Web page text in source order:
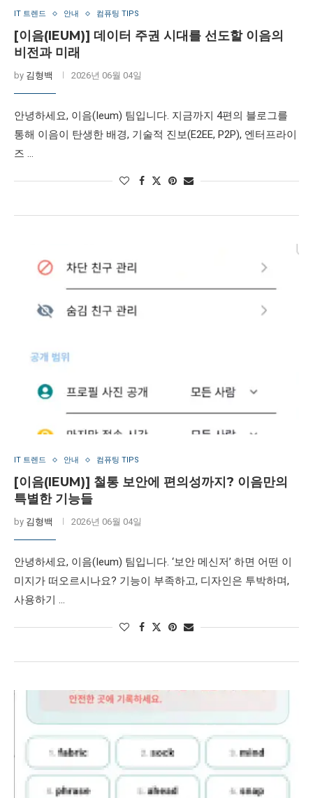
IT 트렌드 안내 컴퓨팅 TIPS
[이음(IEUM)] 데이터 주권 시대를 선도할 이음의
비전과 미래
by 김형백 2026년 06월 04일
안녕하세요, 이음(Ieum) 팀입니다. 지금까지 4편의 블로그를
통해 이음이 탄생한 배경, 기술적 진보(E2EE, P2P), 엔터프라이
즈 …
IT 트렌드 안내 컴퓨팅 TIPS
[이음(IEUM)] 철통 보안에 편의성까지? 이음만의
특별한 기능들
by 김형백 2026년 06월 04일
안녕하세요, 이음(Ieum) 팀입니다. ‘보안 메신저’ 하면 어떤 이
미지가 떠오르시나요? 기능이 부족하고, 디자인은 투박하며,
사용하기 …